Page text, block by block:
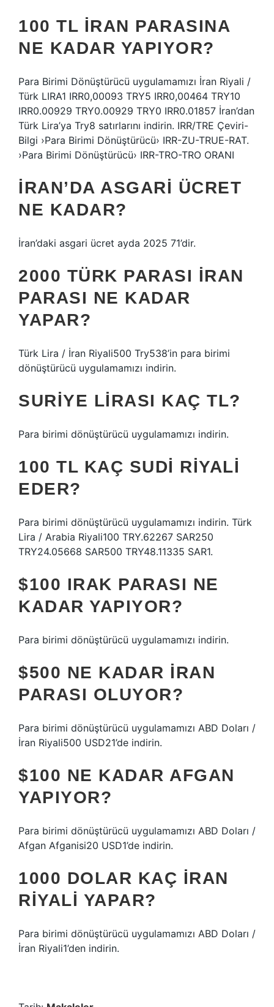
100 TL İRAN PARASINA
NE KADAR YAPIYOR?
Para Birimi Dönüştürücü uygulamamızı İran Riyali /
Türk LIRA1 IRR0,00093 TRY5 IRR0,00464 TRY10
IRR0.00929 TRY0.00929 TRY0 IRR0.01857 İran’dan
Türk Lira’ya Try8 satırlarını indirin. IRR/TRE Çeviri-
Bilgi ›Para Birimi Dönüştürücü› IRR-ZU-TRUE-RAT.
›Para Birimi Dönüştürücü› IRR-TRO-TRO ORANI
İRAN’DA ASGARI ÜCRET
NE KADAR?
İran’daki asgari ücret ayda 2025 71’dir.
2000 TÜRK PARASI İRAN
PARASI NE KADAR
YAPAR?
Türk Lira / İran Riyali500 Try538’in para birimi
dönüştürücü uygulamamızı indirin.
SURIYE LIRASI KAÇ TL?
Para birimi dönüştürücü uygulamamızı indirin.
100 TL KAÇ SUDI RIYALI
EDER?
Para birimi dönüştürücü uygulamamızı indirin. Türk
Lira / Arabia Riyali100 TRY.62267 SAR250
TRY24.05668 SAR500 TRY48.11335 SAR1.
$100 IRAK PARASI NE
KADAR YAPIYOR?
Para birimi dönüştürücü uygulamamızı indirin.
$500 NE KADAR İRAN
PARASI OLUYOR?
Para birimi dönüştürücü uygulamamızı ABD Doları /
İran Riyali500 USD21’de indirin.
$100 NE KADAR AFGAN
YAPIYOR?
Para birimi dönüştürücü uygulamamızı ABD Doları /
Afgan Afganisi20 USD1’de indirin.
1000 DOLAR KAÇ İRAN
RIYALI YAPAR?
Para birimi dönüştürücü uygulamamızı ABD Doları /
İran Riyali1’den indirin.